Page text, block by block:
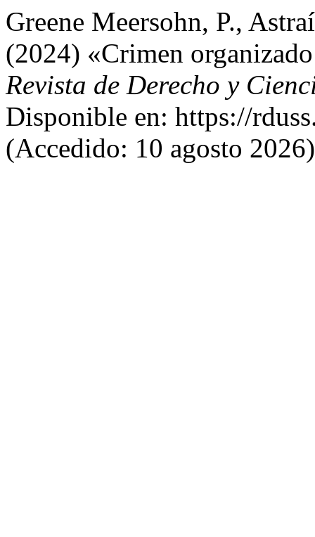
Greene Meersohn, P.,
(2024) «Crimen
Revista de Derecho y
Disponible en: https://
(Accedido: 10 agosto